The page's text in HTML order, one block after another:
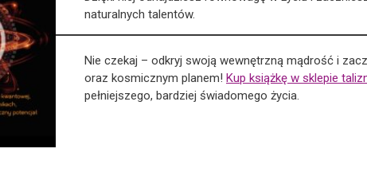
naturalnych talentów.
Nie czekaj – odkryj swoją wewnętrzną mądrość i
oraz kosmicznym planem! Kup książkę w sklepie
pełniejszego, bardziej świadomego życia.